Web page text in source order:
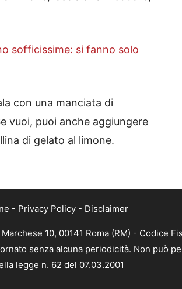
sofficissime: si fanno solo
con una manciata di
vuoi, puoi anche aggiungere
di gelato al limone.
- Privacy Policy- Disclaimer
10, 00141 Roma (RM) - Codice
senza alcuna periodicità. Non può
legge n. 62 del 07.03.2001